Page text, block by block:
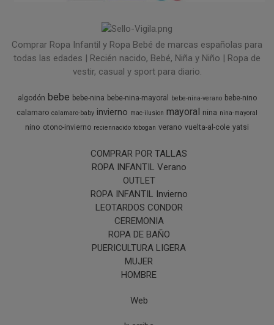
Comprar Ropa Infantil y Ropa Bebé de marcas españolas para
todas las edades | Recién nacido, Bebé, Niña y Niño | Ropa de
vestir, casual y sport para diario.
algodón bebe bebe-nina bebe-nina-mayoral bebe-nina-verano bebe-nino
calamaro calamaro-baby invierno mac-ilusion mayoral nina nina-mayoral
nino otono-invierno reciennacido tobogan verano vuelta-al-cole yatsi
COMPRAR POR TALLAS
ROPA INFANTIL Verano
OUTLET
ROPA INFANTIL Invierno
LEOTARDOS CONDOR
CEREMONIA
ROPA DE BAÑO
PUERICULTURA LIGERA
MUJER
HOMBRE
Web